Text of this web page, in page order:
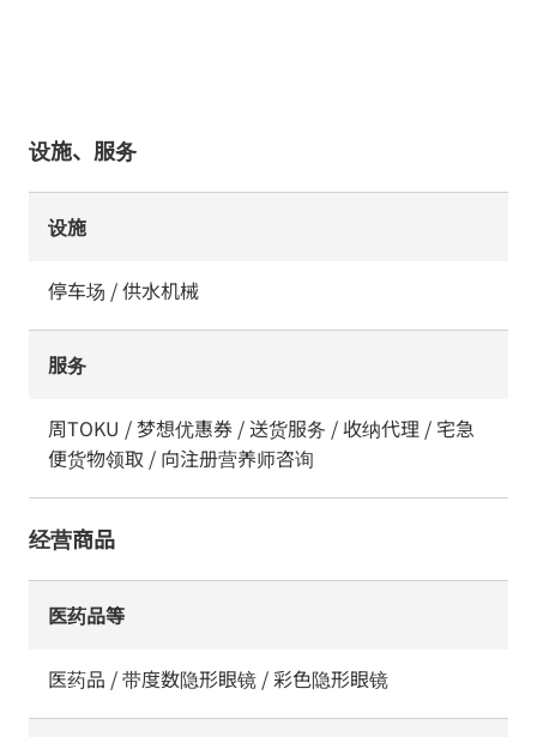
设施、服务
设施
停车场 / 供水机械
服务
周TOKU / 梦想优惠券 / 送货服务 / 收纳代理 / 宅急
便货物领取 / 向注册营养师咨询
经营商品
医药品等
医药品 / 带度数隐形眼镜 / 彩色隐形眼镜